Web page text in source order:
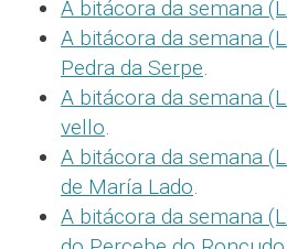
A bitácora da semana
A bitácora da semana
Pedra da Serpe.
A bitácora da semana
vello.
A bitácora da semana
de María Lado.
A bitácora da semana